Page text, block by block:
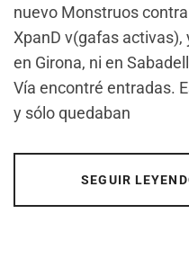
nuevo Monstruos
XpanD v(gafas
en Girona, ni en
Vía encontré entradas.
y sólo quedaban
SEGUIR